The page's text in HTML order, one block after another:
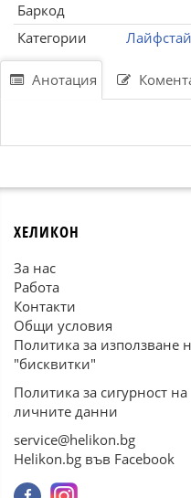
Баркод
Категории
Анотация
ХЕЛИКОН
За нас
Работа
Контакти
Общи условия
Политика за използване
"бисквитки"
Политика за сигурност на
личните данни
service@helikon.bg
Helikon.bg във Facebook